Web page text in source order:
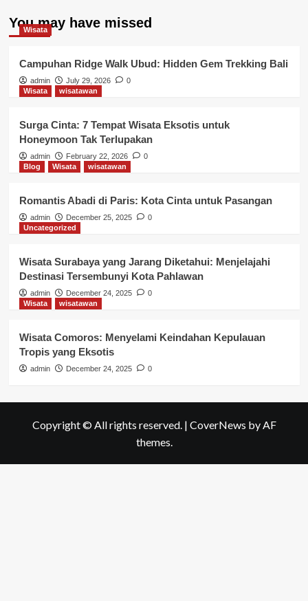
You may have missed
Wisata
Campuhan Ridge Walk Ubud: Hidden Gem Trekking Bali
admin July 29, 2026
0
Wisata
wisatawan
Surga Cinta: 7 Tempat Wisata Eksotis untuk
Honeymoon Tak Terlupakan
admin February 22, 2026
0
Blog
Wisata wisatawan
Romantis Abadi di Paris: Kota Cinta untuk Pasangan
admin December 25, 2025
0
Uncategorized
Wisata Surabaya yang Jarang Diketahui: Menjelajahi
Destinasi Tersembunyi Kota Pahlawan
admin December 24, 2025
0
Wisata
wisatawan
Wisata Comoros: Menyelami Keindahan Kepulauan
Tropis yang Eksotis
admin December 24, 2025 0
Copyright © All rights reserved. | CoverNews by AF
themes.